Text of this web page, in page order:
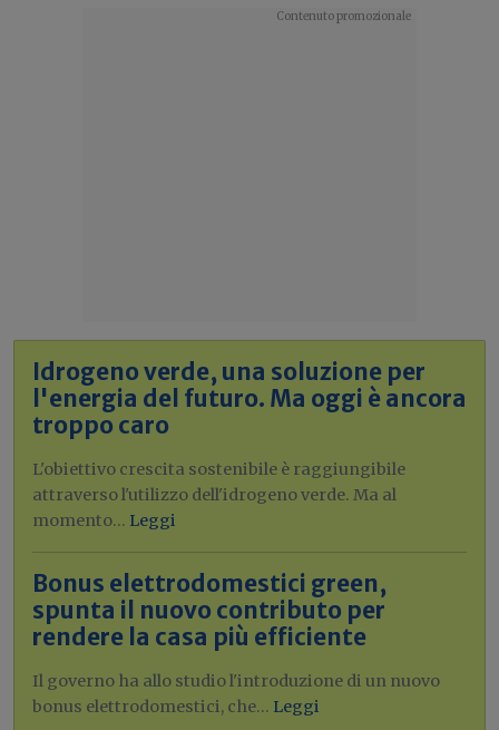
Idrogeno verde, una soluzione per
l'energia del futuro. Ma oggi è ancora
troppo caro
L'obiettivo crescita sostenibile è raggiungibile
attraverso l'utilizzo dell'idrogeno verde. Ma al
momento... Leggi
Bonus elettrodomestici green,
spunta il nuovo contributo per
rendere la casa più efficiente
Il governo ha allo studio l'introduzione di un nuovo
bonus elettrodomestici, che... Leggi